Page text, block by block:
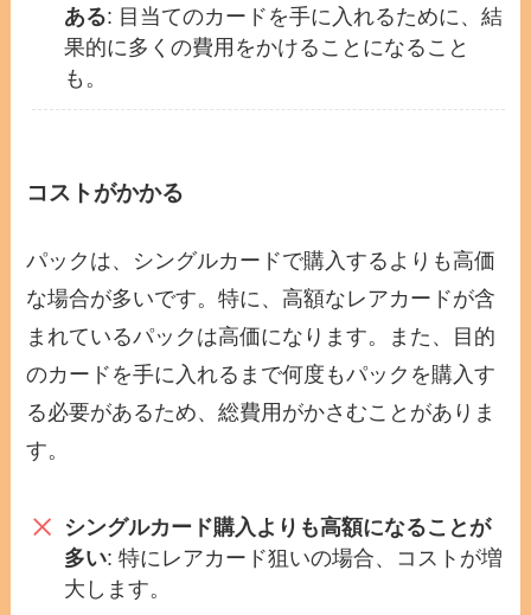
ある: 目当てのカードを手に入れるために、結
果的に多くの費用をかけることになること
も。
コストがかかる
パックは、シングルカードで購入するよりも高価
な場合が多いです。特に、高額なレアカードが含
まれているパックは高価になります。また、目的
のカードを手に入れるまで何度もパックを購入す
る必要があるため、総費用がかさむことがありま
す。
シングルカード購入よりも高額になることが
多い: 特にレアカード狙いの場合、コストが増
大します。